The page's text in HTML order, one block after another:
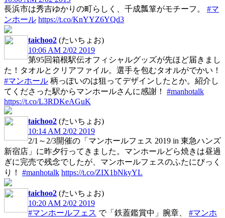
長浜市は秀吉ゆかりの町らしく、千成瓢箪がモチーフ。 #マ
ンホール https://t.co/KnYYZ6YQd3
taichoo2 (たいちょお)
10:06 AM 2/02 2019
第95回箱根駅伝オフィシャルグッズが先ほど届きまし
た！タオルとクリアファイル。選手を包むタオルがでかい！
#マンホール 柄っぽいのは狙ってデザインしたとか。紹介し
てくださった駅からマンホールさんに感謝！ #manhotalk
https://t.co/L3RDKeAGuK
taichoo2 (たいちょお)
10:14 AM 2/02 2019
2/1～2/3開催の「マンホールフェス 2019 in 東急ハンズ
新宿店」に昨夕行ってきました。マンホールどら焼きは昼過
ぎに完売で残念でしたが、マンホールフェスのふたにびっく
り！ #manhotalk https://t.co/ZIX1bNkyYL
taichoo2 (たいちょお)
10:20 AM 2/02 2019
#マンホールフェス で「鉄蓋鑑賞中」腕章、 #マンホ